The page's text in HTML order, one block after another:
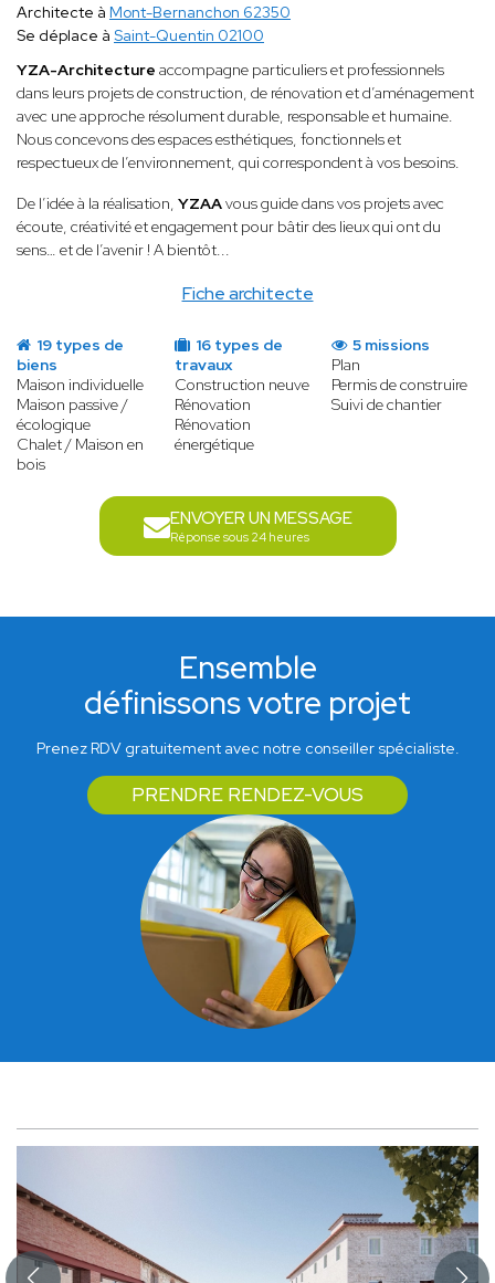
Fiche architecte
Architecte à Mont-Bernanchon 62350
Se déplace à Saint-Quentin 02100
YZA-Architecture accompagne particuliers et professionnels
dans leurs projets de construction, de rénovation et d’aménagement
avec une approche résolument durable, responsable et humaine.
Nous concevons des espaces esthétiques, fonctionnels et
respectueux de l’environnement, qui correspondent à vos besoins.
De l’idée à la réalisation, YZAAvous guide dans vos projets avec
écoute, créativité et engagement pour bâtir des lieux qui ont du
sens… et de l’avenir ! A bientôt...
19 types de
biens
Maison individuelle
Maison passive /
écologique
Chalet / Maison en
bois
16 types de
travaux
Construction neuve
Rénovation
Rénovation
énergétique
5 missions
Plan
Permis de construire
Suivi de chantier
ENVOYER UN MESSAGE
Réponse sous 24 heures
Ensemble
définissons votre projet
Prenez RDV gratuitement avec notre conseiller spécialiste.
PRENDRE RENDEZ-VOUS